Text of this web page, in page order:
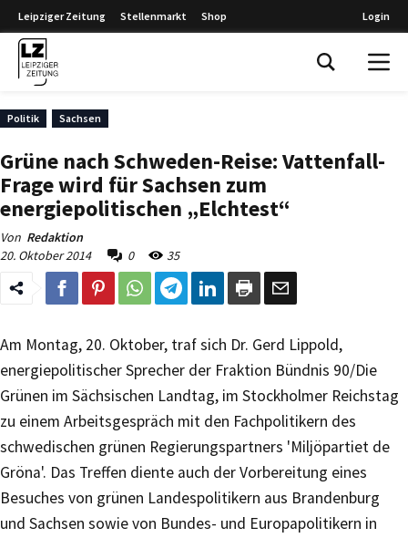
Leipziger Zeitung Stellenmarkt Shop Login
Politik Sachsen
Grüne nach Schweden-Reise: Vattenfall-
Frage wird für Sachsen zum
energiepolitischen „Elchtest“
Von Redaktion
20. Oktober 2014
0 35
Am Montag, 20. Oktober, traf sich Dr. Gerd Lippold,
energiepolitischer Sprecher der Fraktion Bündnis 90/Die
Grünen im Sächsischen Landtag, im Stockholmer Reichstag
zu einem Arbeitsgespräch mit den Fachpolitikern des
schwedischen grünen Regierungspartners 'Miljöpartiet de
Gröna'. Das Treffen diente auch der Vorbereitung eines
Besuches von grünen Landespolitikern aus Brandenburg
und Sachsen sowie von Bundes- und Europapolitikern in